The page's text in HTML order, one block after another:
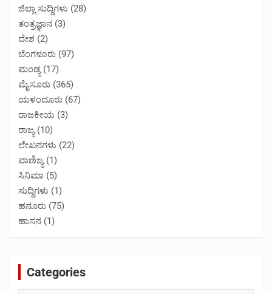
ಜಿಲ್ಲಾ ಸುದ್ದಿಗಳು (28)
ತಂತ್ರಜ್ಞಾನ (3)
ದೇಶ (2)
ಬೆಂಗಳೂರು (97)
ಮಂಡ್ಯ(17)
ಮೈಸೂರು (365)
ಯಳಂದೂರು (67)
ರಾಜಕೀಯ (3)
ರಾಜ್ಯ(10)
ಲೇಖನಗಳು (22)
ವಾಣಿಜ್ಯ(1)
ಸಿನಿಮಾ (5)
ಸುದ್ದಿಗಳು (1)
ಹನೂರು (75)
ಹಾಸನ (1)
Categories